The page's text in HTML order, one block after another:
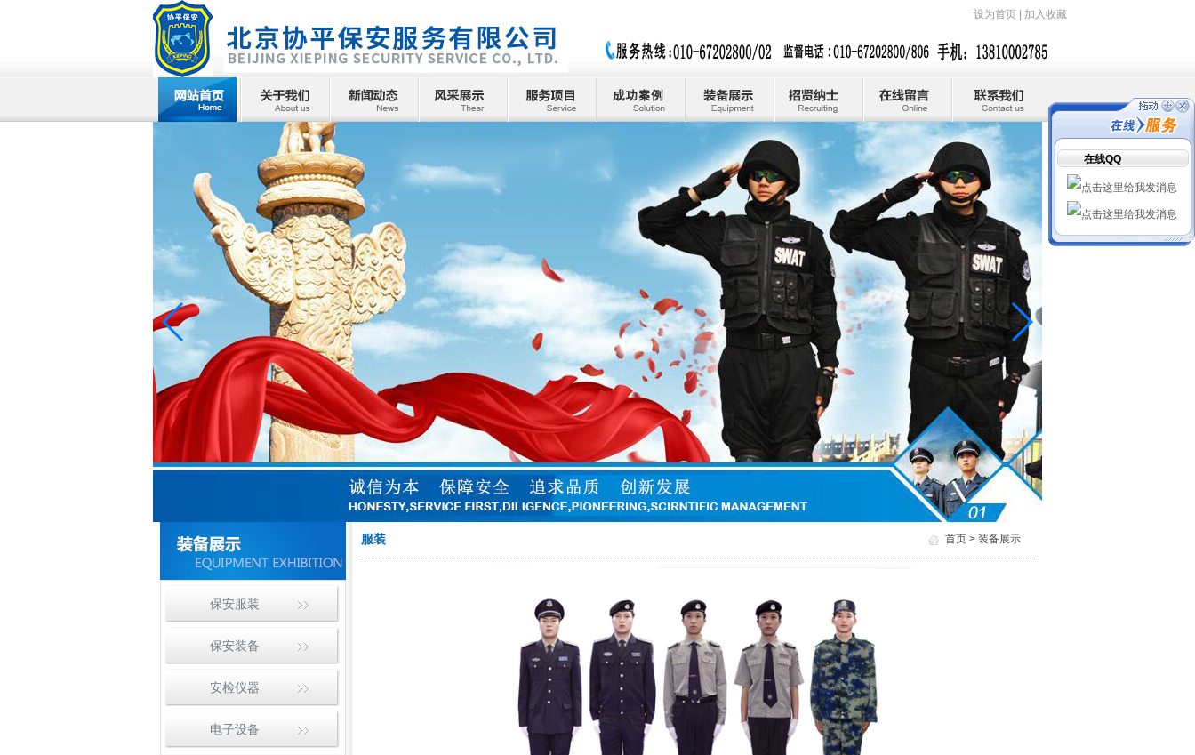
在线QQ
设为首页 加入收藏
保安服装
保安装备
安检仪器
电子设备
服装 首页 > 装备展示